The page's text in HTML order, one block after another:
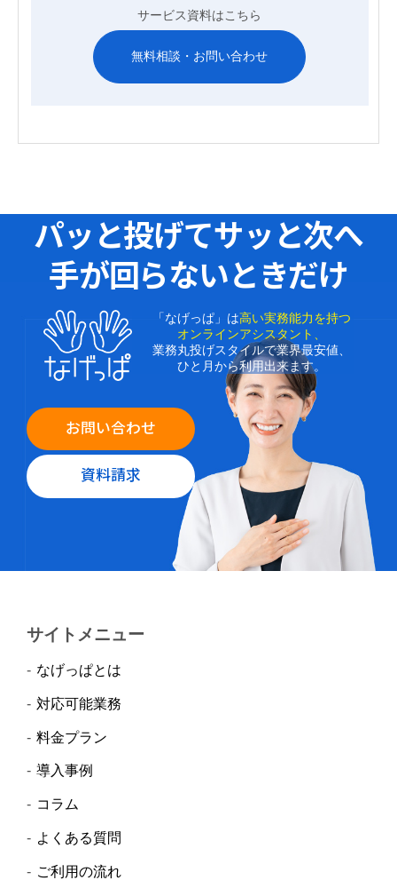
サービス資料はこちら
無料相談・お問い合わせ
パッと投げてサッと次へ
手が回らないときだけ
「なげっぱ」は高い実務能力を持つ
オンラインアシスタント、
業務丸投げスタイルで業界最安値、
ひと月から利用出来ます。
お問い合わせ
資料請求
サイトメニュー
なげっぱとは
対応可能業務
料金プラン
導入事例
コラム
よくある質問
ご利用の流れ